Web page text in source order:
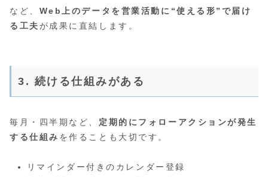
など、 Web上のデータを営業活動に“使える形”で届け
る工夫 が成果に直結します。
3. 続ける仕組みがある
毎月・四半期など、 定期的にフォローアクションが発生
する仕組み を作ることも大切です。
リマインダー付きのカレンダー登録